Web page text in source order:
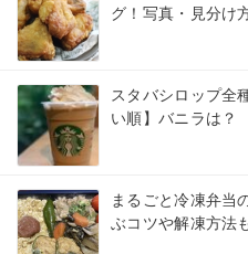
グ！写真・見分け
スタバシロップ全
い順】バニラは？
まるごと冷凍弁当
ぶコツや解凍方法